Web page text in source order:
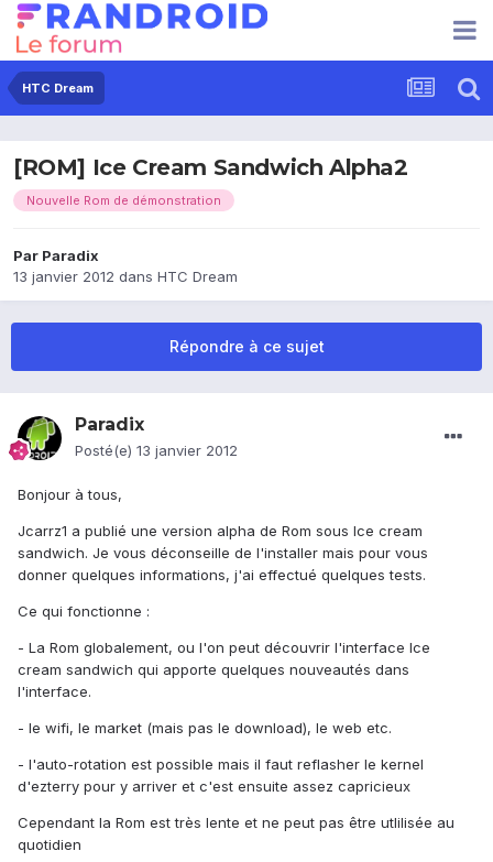
HTC Dream
[ROM] Ice Cream Sandwich Alpha2
Nouvelle Rom de démonstration
Par Paradix
13 janvier 2012 dans HTC Dream
Répondre à ce sujet
Paradix
Posté(e) 13 janvier 2012
Bonjour à tous,
Jcarrz1 a publié une version alpha de Rom sous Ice cream
sandwich. Je vous déconseille de l'installer mais pour vous
donner quelques informations, j'ai effectué quelques tests.
Ce qui fonctionne :
- La Rom globalement, ou l'on peut découvrir l'interface Ice
cream sandwich qui apporte quelques nouveautés dans
l'interface.
- le wifi, le market (mais pas le download), le web etc.
- l'auto-rotation est possible mais il faut reflasher le kernel
d'ezterry pour y arriver et c'est ensuite assez capricieux
Cependant la Rom est très lente et ne peut pas être utlilisée au
quotidien